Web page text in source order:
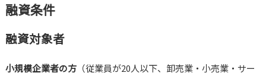
融資条件
融資対象者
小規模企業者の方（従業員が20人以下、卸売業・小売業・サー